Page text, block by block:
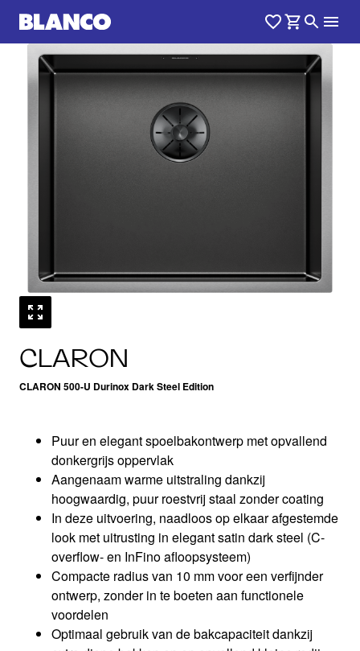
CLARON
CLARON 500-U Durinox Dark Steel Edition
1 /0
Puur en elegant spoelbakontwerp met opvallend
donkergrijs oppervlak
Aangenaam warme uitstraling dankzij
hoogwaardig, puur roestvrij staal zonder coating
In deze uitvoering, naadloos op elkaar afgestemde
look met uitrusting in elegant satin dark steel (C-
overflow- en InFino afloopsysteem)​
Compacte radius van 10 mm voor een verfijnder
ontwerp, zonder in te boeten aan functionele
voordelen
Optimaal gebruik van de bakcapaciteit dankzij